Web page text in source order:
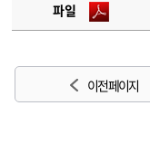
파일
이전 페이지